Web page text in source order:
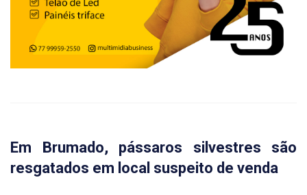
Em Brumado, pássaros silvestres são
resgatados em local suspeito de venda